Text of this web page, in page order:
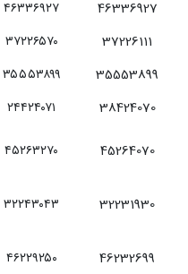
46336927 ۴۶۳۳۶۹۲۷
37226111
۳۷۲۲۶۵۷۰
35553899
۳۵۵۵۳۸۹۹
38424070
۲۴۴۲۴۰۷۱
45264070
۴۵۲۶۳۲۷۰
32231930 ۳۲۲۴۳۰۴۳
46232699 ۴۶۲۲۹۲۵۰